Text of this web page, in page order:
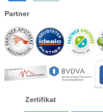
Partner
Zertifikat